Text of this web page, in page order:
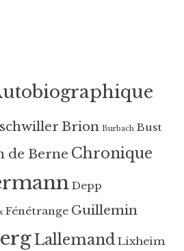
Schimpfworte
Brion Burbach Bust
de Berne Chronique
Depp
Fénétrange Guillemin
Lallemand Lixheim